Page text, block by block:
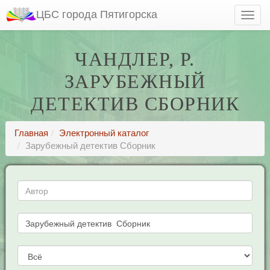
ЦБС города Пятигорска
ЧАНДЛЕР, Р.
ЗАРУБЕЖНЫЙ
ДЕТЕКТИВ СБОРНИК
Главная
Электронный каталог
Зарубежный детектив Сборник